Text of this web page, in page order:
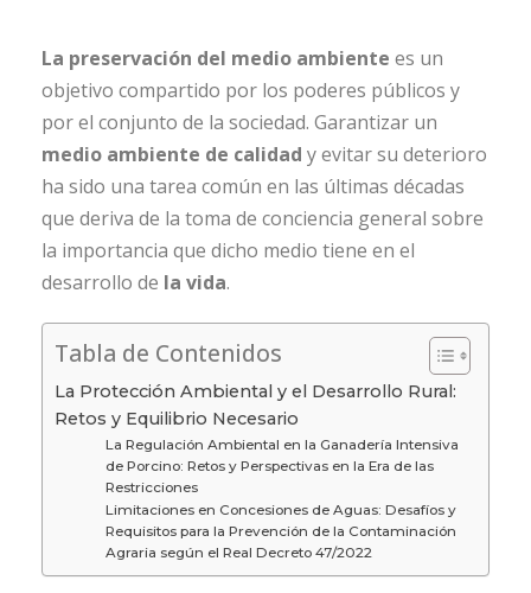
La preservación del medio ambiente es un
objetivo compartido por los poderes públicos y
por el conjunto de la sociedad. Garantizar un
medio ambiente de calidad y evitar su deterioro
ha sido una tarea común en las últimas décadas
que deriva de la toma de conciencia general sobre
la importancia que dicho medio tiene en el
desarrollo de la vida.
Tabla de Contenidos
La Protección Ambiental y el Desarrollo Rural:
Retos y Equilibrio Necesario
La Regulación Ambiental en la Ganadería Intensiva
de Porcino: Retos y Perspectivas en la Era de las
Restricciones
Limitaciones en Concesiones de Aguas: Desafíos y
Requisitos para la Prevención de la Contaminación
Agraria según el Real Decreto 47/2022